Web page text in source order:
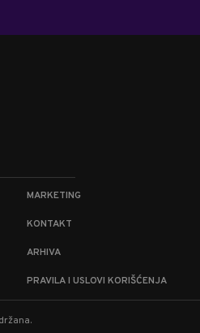
MARKETING
KONTAKT
ARHIVA
PRAVILA I USLOVI KORIŠĆENJA